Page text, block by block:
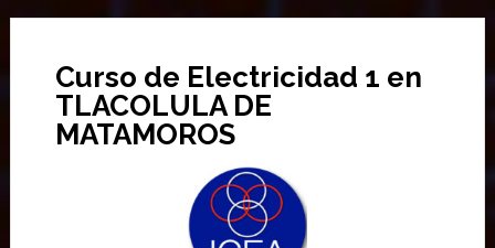
Curso de Electricidad 1 en
TLACOLULA DE
MATAMOROS